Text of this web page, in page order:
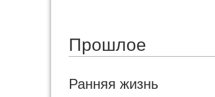
Прошлое
Ранняя жизнь